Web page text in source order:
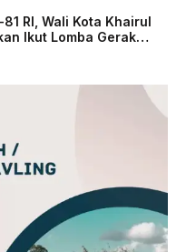
RI, Wali Kota Khairul
Ikut Lomba Gerak